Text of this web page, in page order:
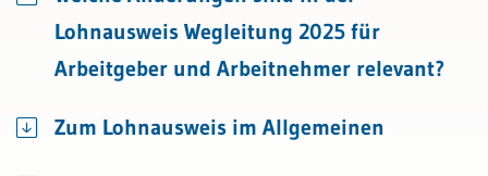
Lohnausweis Wegleitung 2025 für
Arbeitgeber und Arbeitnehmer relevant?
Zum Lohnausweis im Allgemeinen